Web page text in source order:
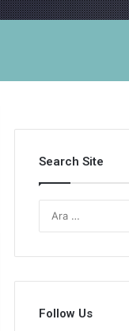
Search Site
Follow Us